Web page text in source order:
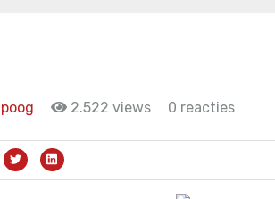
2.522 views 0 reacties